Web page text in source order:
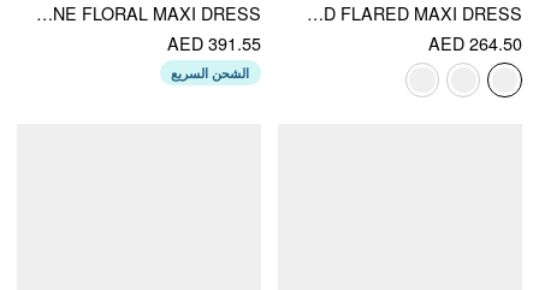
JACQUARD HALTER NECKLINE BOWKNOT DRAPED FLARED MAXI DRESS
AED 264.50
JACQUARD SCULPTURAL HALTER NECKLINE FLORAL MAXI DRESS
AED 391.55
الشحن السريع